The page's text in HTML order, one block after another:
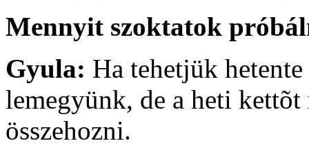
Mennyit szoktatok
Gyula: Ha tehetjük hetente
lemegyünk, de a heti
összehozni.